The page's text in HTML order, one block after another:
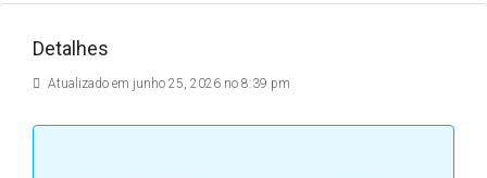
Detalhes
Atualizado em junho 25, 2026 no 8:39 pm